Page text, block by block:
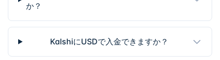
か？
KalshiにUSDで入金できますか？